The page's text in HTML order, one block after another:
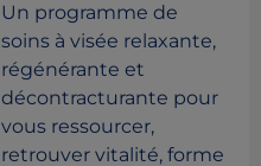
Un programme de
soins à visée relaxante,
régénérante et
décontracturante pour
vous ressourcer,
retrouver vitalité, forme